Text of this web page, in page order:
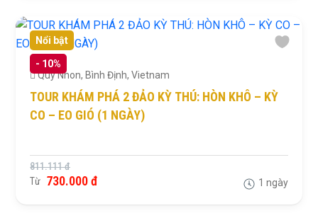
Nổi bật
- 10%
Quy Nhon, Bình Định, Vietnam
TOUR KHÁM PHÁ 2 ĐẢO KỲ THÚ: HÒN KHÔ – KỲ
CO – EO GIÓ (1 NGÀY)
811.111 đ
Từ 730.000 đ 1 ngày